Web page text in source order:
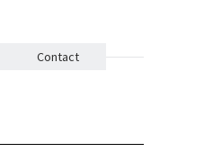
Contact